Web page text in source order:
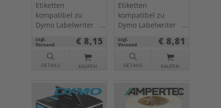
Etiketten
kompatibel zu
Dymo Labelwriter
weiß, 19 x 51mm,
500 St.
zzgl.
Versand
€ 8,15
DETAILS KAUFEN
Etiketten
kompatibel zu
Dymo Labelwriter
x 25mm, 750 St.
zzgl.
Versand
€ 8,81
DETAILS KAUFEN